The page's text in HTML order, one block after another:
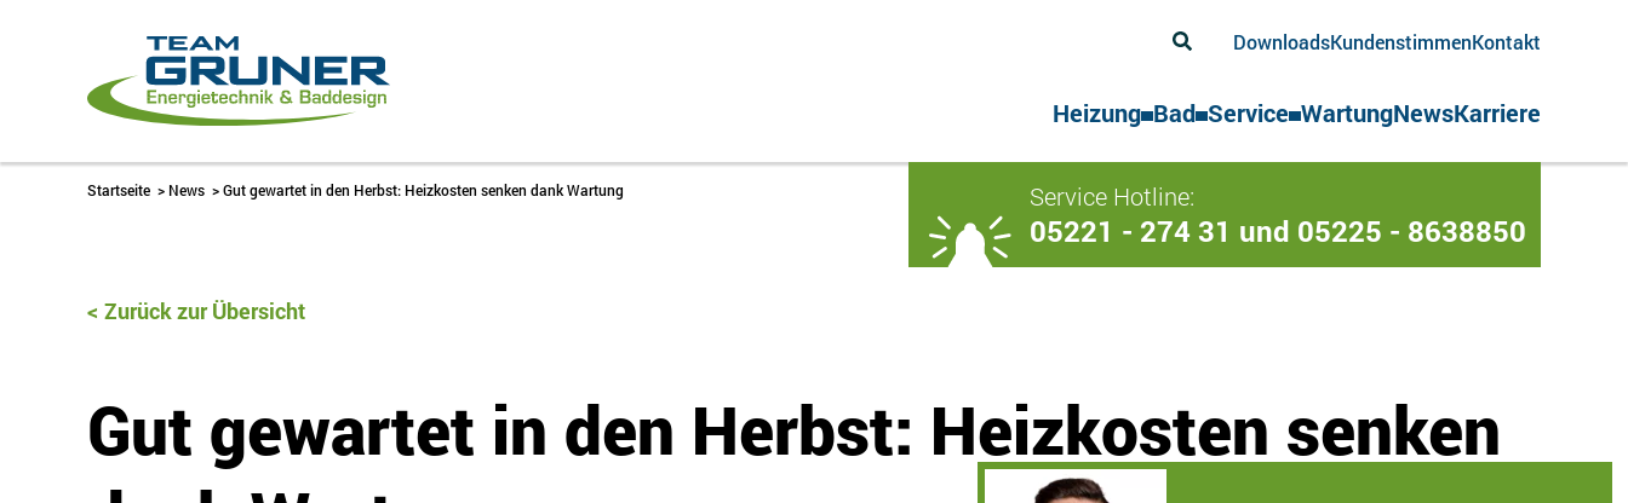
Service Hotline:
05221 - 274 31 und 05225 - 8638850
DownloadsKundenstimmenKontakt
Heizung Bad Service WartungNewsKarriere
Startseite > News >Gut gewartet in den Herbst: Heizkosten senken dank Wartung
Zurück zur Übersicht
Gut gewartet in den Herbst: Heizkosten senken